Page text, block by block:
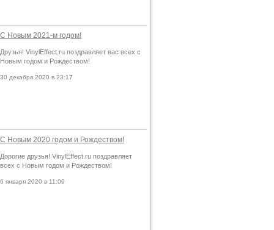
С Новым 2021-м годом!
Друзья! VinylEffect.ru поздравляет вас всех с
Новым годом и Рождеством!
30 декабря 2020 в 23:17
С Новым 2020 годом и Рождеством!
Дорогие друзья! VinylEffect.ru поздравляет
всех с Новым годом и Рождеством!
6 января 2020 в 11:09